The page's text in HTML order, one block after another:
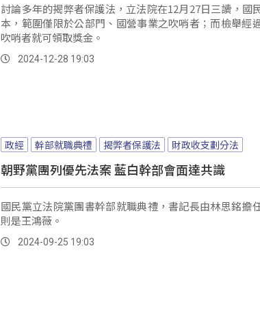
討論多年的揭弊者保護法，立法院在12月27日三讀，國
本，範圍僅限於公部門、國營事業之吹哨者；而檢舉經
吹哨者就可領取獎金。
2024-12-28 19:03
政經 幹部就職典禮 揭弊者保護法 財政收支劃分法
朝野黨團列優先法案 藍白幹部會面達共識
國民黨立法院黨團書幹部就職典禮，書記長由林思銘擔
則是王鴻薇。
2024-09-25 19:03